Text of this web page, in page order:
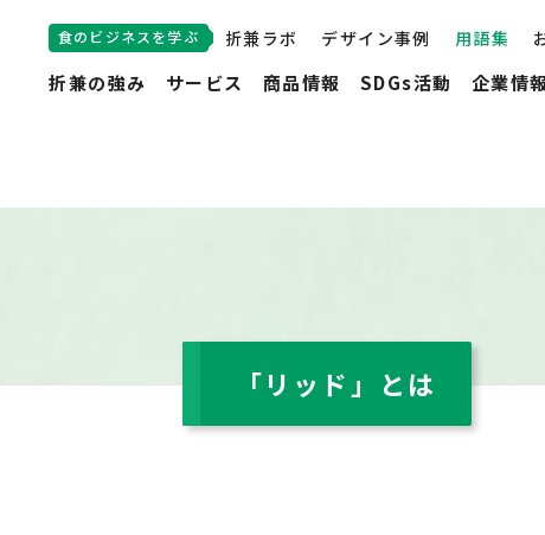
食のビジネスを学ぶ 折兼ラボ デザイン事例 用語集
折兼の強み サービス 商品情報 SDGs活動 企業情報
「リッド」とは